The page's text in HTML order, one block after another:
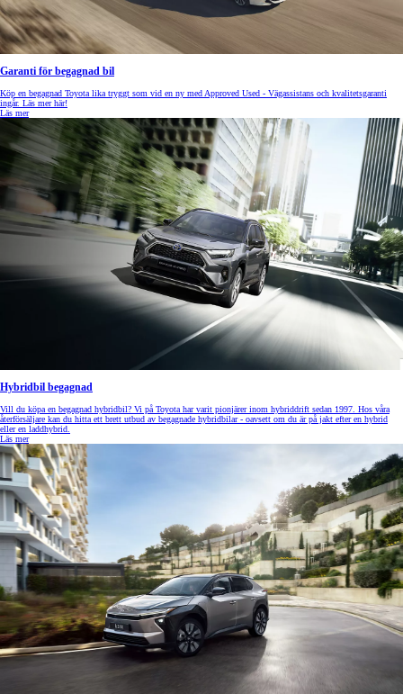
Garanti för begagnad bil
Köp en begagnad Toyota lika tryggt som vid en ny med Approved Used - Vägassistans och kvalitetsgaranti
ingår. Läs mer här!
Läs mer
Hybridbil begagnad
Vill du köpa en begagnad hybridbil? Vi på Toyota har varit pionjärer inom hybriddrift sedan 1997. Hos våra
återförsäljare kan du hitta ett brett utbud av begagnade hybridbilar - oavsett om du är på jakt efter en hybrid
eller en laddhybrid.
Läs mer